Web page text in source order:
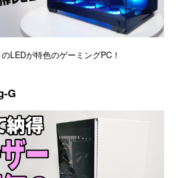
LEDが特色のゲーミングPC！
G